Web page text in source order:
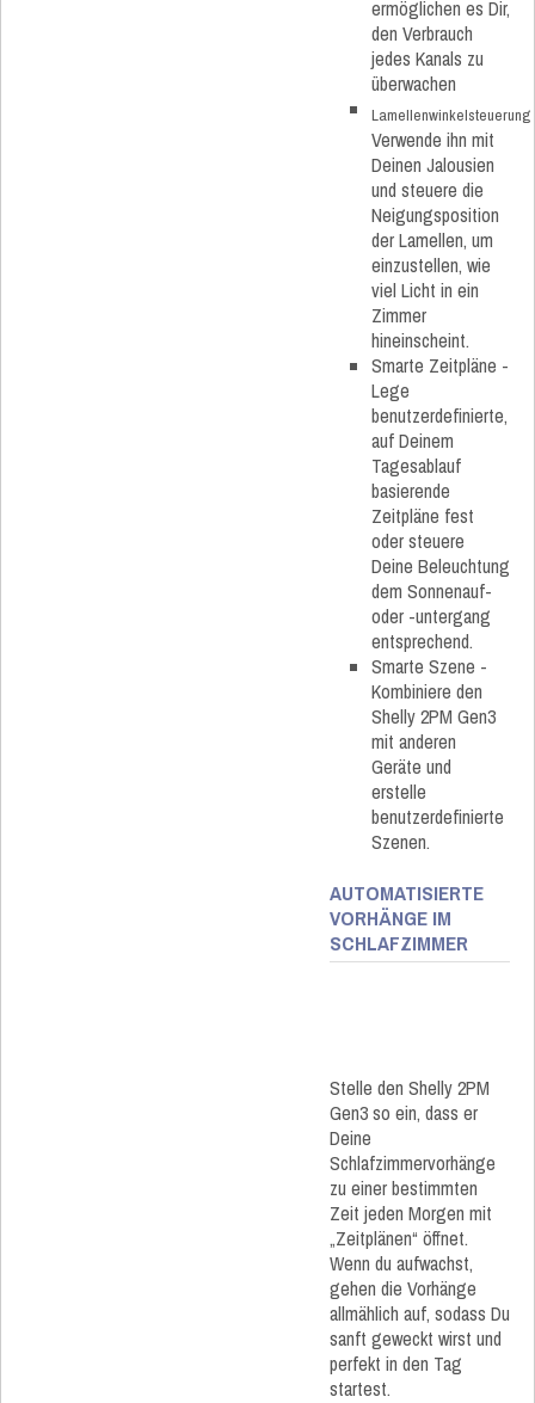
ermöglichen es Dir,
den Verbrauch
jedes Kanals zu
überwachen
Lamellenwinkelsteuerung
Verwende ihn mit
Deinen Jalousien
und steuere die
Neigungsposition
der Lamellen, um
einzustellen, wie
viel Licht in ein
Zimmer
hineinscheint.
Smarte Zeitpläne -
Lege
benutzerdefinierte,
auf Deinem
Tagesablauf
basierende
Zeitpläne fest
oder steuere
Deine Beleuchtung
dem Sonnenauf-
oder -untergang
entsprechend.
Smarte Szene -
Kombiniere den
Shelly 2PM Gen3
mit anderen
Geräte und
erstelle
benutzerdefinierte
Szenen.
AUTOMATISIERTE
VORHÄNGE IM
SCHLAFZIMMER
Stelle den Shelly 2PM
Gen3 so ein, dass er
Deine
Schlafzimmervorhänge
zu einer bestimmten
Zeit jeden Morgen mit
„Zeitplänen“ öffnet.
Wenn du aufwachst,
gehen die Vorhänge
allmählich auf, sodass Du
sanft geweckt wirst und
perfekt in den Tag
startest.